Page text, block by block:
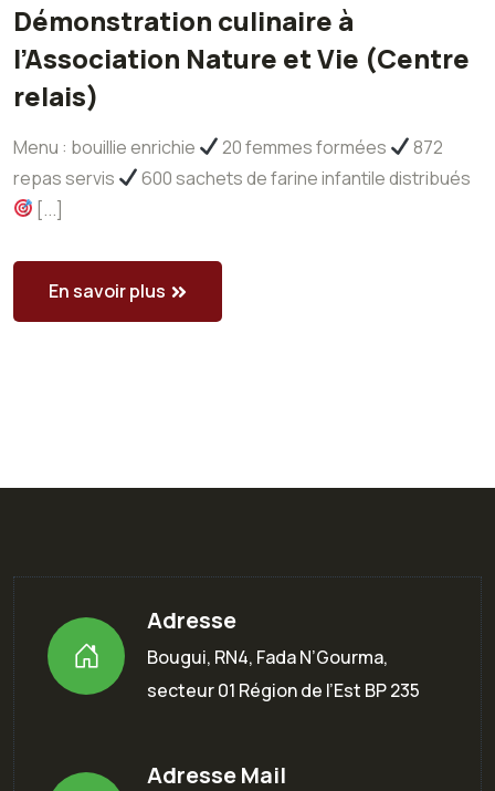
Démonstration culinaire à
l’Association Nature et Vie (Centre
relais)
Menu : bouillie enrichie 20 femmes formées
872
repas servis
600 sachets de farine infantile distribués
[...]
En savoir plus
Adresse
Bougui, RN4, Fada N’Gourma,
secteur 01 Région de l’Est BP 235
Adresse Mail